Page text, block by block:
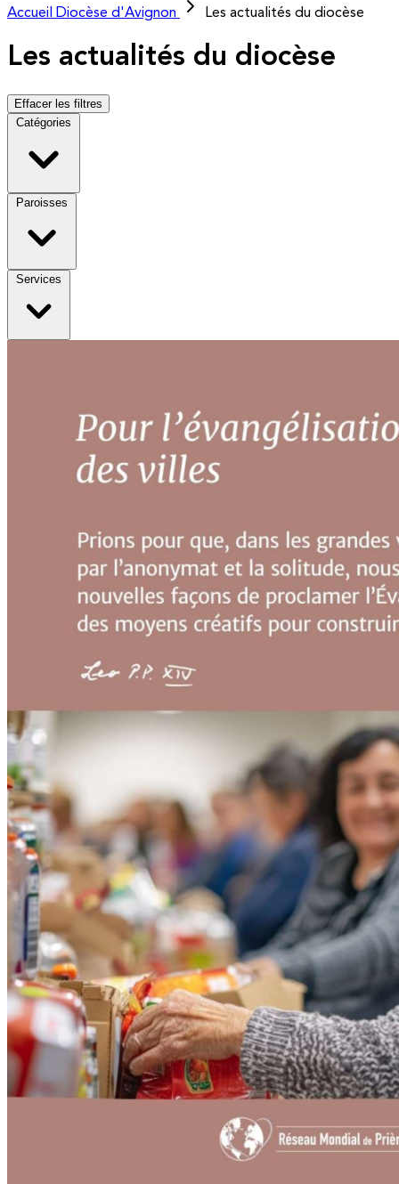
Accueil
Diocèse d'Avignon Les actualités du diocèse
Les actualités du diocèse
Effacer les filtres
Catégories
Paroisses
Services